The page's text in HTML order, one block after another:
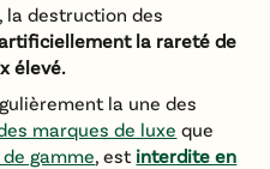
la destruction des
la rareté de
élevé.
la une des
marques de luxe que
gamme, est interdite en